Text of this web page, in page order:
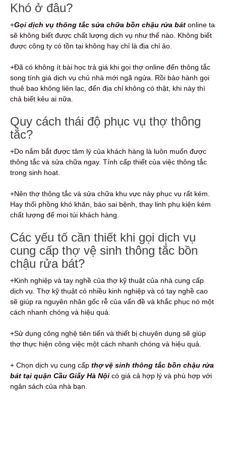
Khó ở đâu?
+Gọi dịch vụ thông tắc sửa chữa bồn chậu rửa bát online ta
sẽ không biết được chất lượng dịch vụ như thế nào. Không biết
được công ty có tồn tại không hay chỉ là địa chỉ ảo.
+Đã có không ít bài học trả giá khi gọi thợ online đến thông tắc
song tính giá dịch vụ chủ nhà mới ngã ngửa. Rồi bảo hành gọi
thuê bao không liên lạc, đến địa chỉ không có thật, khi này thì
chả biết kêu ai nữa.
Quy cách thái độ phục vụ thợ thông
tắc?
+Do nắm bắt được tâm lý của khách hàng là luôn muốn được
thông tắc và sửa chữa ngay. Tính cấp thiết của việc thông tắc
trong sinh hoạt.
+Nên thợ thông tắc và sửa chữa khu vực này phục vụ rất kém.
Hay thổi phồng khó khăn, báo sai bệnh, thay linh phụ kiện kém
chất lượng để moi túi khách hàng.
Các yếu tố cần thiết khi gọi dịch vụ
cung cấp thợ vệ sinh thông tắc bồn
chậu rửa bát?
+Kinh nghiệp và tay nghề của thợ kỹ thuật của nhà cung cấp
dịch vụ. Thợ kỹ thuật có nhiều kinh nghiệp và có tay nghề cao
sẽ giúp ra nguyên nhân gốc rễ của vấn đề và khắc phục nó một
cách nhanh chóng và hiệu quả.
+Sử dụng công nghệ tiên tiến và thiết bị chuyên dụng sẽ giúp
thợ thực hiện công việc một cách nhanh chóng và hiệu quả.
+ Chọn dịch vụ cung cấp thợ vệ sinh thông tắc bồn chậu rửa
bát tại quận Cầu Giấy Hà Nội có giá cả hợp lý và phù hợp với
ngân sách của nhà bạn.